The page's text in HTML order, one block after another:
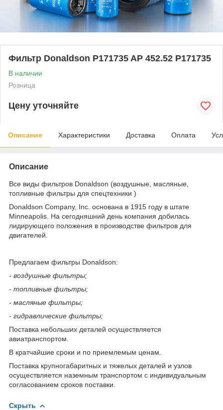
Фильтр Donaldson P171735 AP 452.52 P171735
В наличии
Розница
Цену уточняйте
Описание Характеристики Доставка Оплата
Описание
Все виды фильтров Donaldson (воздушные, масляные,
топливные фильтры для спецтехники )
Donaldson Company, Inc. основана в 1915 году в штате
Minneapolis. На сегодняшний день компания добилась
лидирующего положения в производстве фильтров для
двигателей.
Предлагаем фильтры Donaldson:
- воздушные фильтры;
- топливные фильтры;
- масляные фильтры;
- гидравлические фильтры;
Поставка небольших деталей осуществляется
авиатранспортом.
В кратчайшие сроки и по приемлемым ценам.
Поставка крупногабаритных и тяжелых деталей и узлов
осуществляется наземным транспортом с индивидуальным
согласованием сроков поставки.
Скрыть